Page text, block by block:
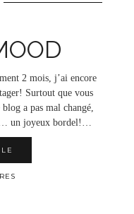
2 mois, j’ai encore
Surtout que vous
a pas mal changé,
… un joyeux bordel!…